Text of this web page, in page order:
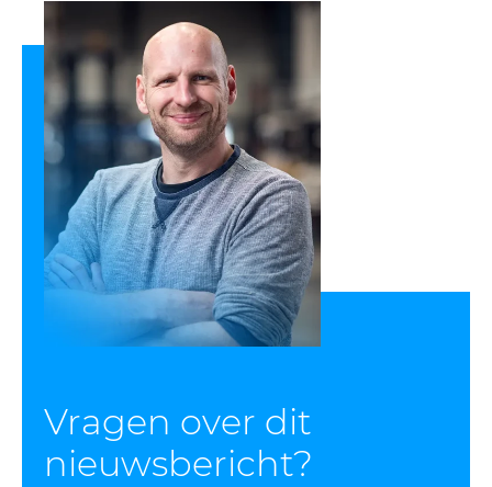
Vragen over dit
nieuws­bericht?